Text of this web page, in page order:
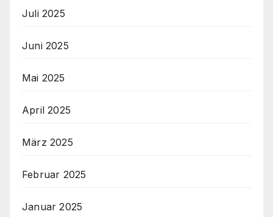
Juli 2025
Juni 2025
Mai 2025
April 2025
März 2025
Februar 2025
Januar 2025